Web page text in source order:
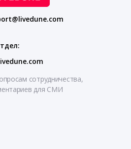
сотрудничества,
для СМИ